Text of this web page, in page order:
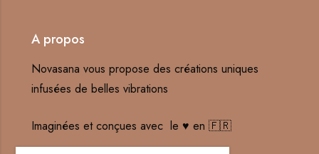
A propos
Novasana vous propose des créations uniques
infusées de belles vibrations
Imaginées et conçues avec le ♥️ en 🇫🇷